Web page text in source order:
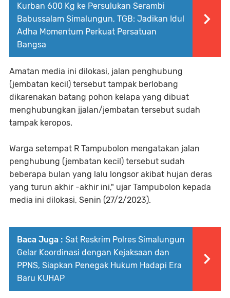
Kurban 600 Kg ke Persulukan Serambi
Babussalam Simalungun, TGB: Jadikan Idul
Adha Momentum Perkuat Persatuan
Bangsa
Amatan media ini dilokasi, jalan penghubung
(jembatan kecil) tersebut tampak berlobang
dikarenakan batang pohon kelapa yang dibuat
menghubungkan jjalan/jembatan tersebut sudah
tampak keropos.
Warga setempat R Tampubolon mengatakan jalan
penghubung (jembatan kecil) tersebut sudah
beberapa bulan yang lalu longsor akibat hujan deras
yang turun akhir -akhir ini," ujar Tampubolon kepada
media ini dilokasi, Senin (27/2/2023).
Baca Juga : Sat Reskrim Polres Simalungun
Gelar Koordinasi dengan Kejaksaan dan
PPNS, Siapkan Penegak Hukum Hadapi Era
Baru KUHAP